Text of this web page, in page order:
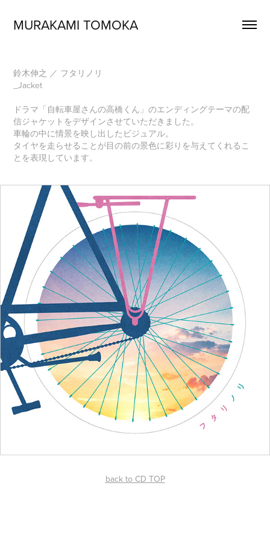
MURAKAMI TOMOKA
鈴木伸之 ／ フタリノリ
_Jacket
ドラマ「 自転車屋さんの高橋くん 」のエンディングテーマの配
信ジャケットをデザインさせていただきました。
車輪の中に情景を映し出したビジュアル。
タイヤを走らせることが目の前の景色に彩りを与えてくれるこ
とを表現しています。
back to CD TOP